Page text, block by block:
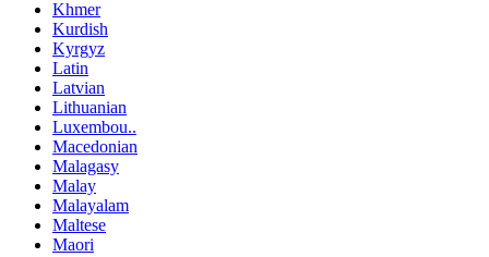
Khmer
Kurdish
Kyrgyz
Latin
Latvian
Lithuanian
Luxembou..
Macedonian
Malagasy
Malay
Malayalam
Maltese
Maori